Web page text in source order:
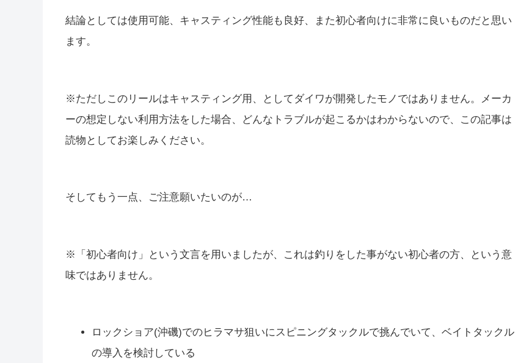
結論としては使用可能、キャスティング性能も良好、また初心者向けに非常に良いものだと思い
ます。
※ただしこのリールはキャスティング用、としてダイワが開発したモノではありません。メーカ
ーの想定しない利用方法をした場合、どんなトラブルが起こるかはわからないので、この記事は
読物としてお楽しみください。
そしてもう一点、ご注意願いたいのが…
※「初心者向け」という文言を用いましたが、これは釣りをした事がない初心者の方、という意
味ではありません。
ロックショア(沖磯)でのヒラマサ狙いにスピニングタックルで挑んでいて、ベイトタックル
の導入を検討している